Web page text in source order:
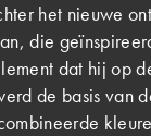
het nieuwe
die
dat hij op
de basis van